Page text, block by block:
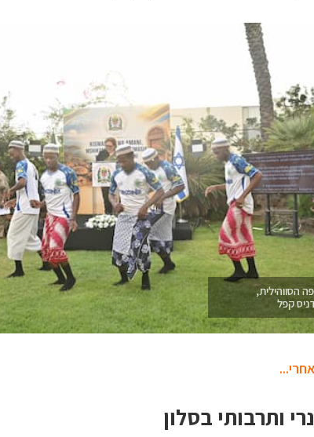
הסווהילית,
קפל
.
ותרבותי בסלון